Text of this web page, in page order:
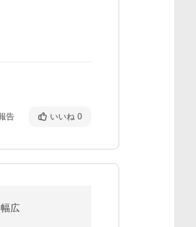
告 いいね 0
広